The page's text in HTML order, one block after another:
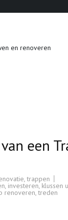
en renoveren
een
,trappen
, investeren, klussen
renoveren,treden